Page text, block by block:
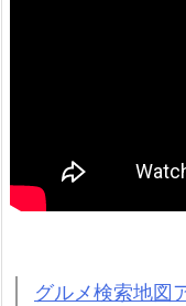
グルメ検索地図